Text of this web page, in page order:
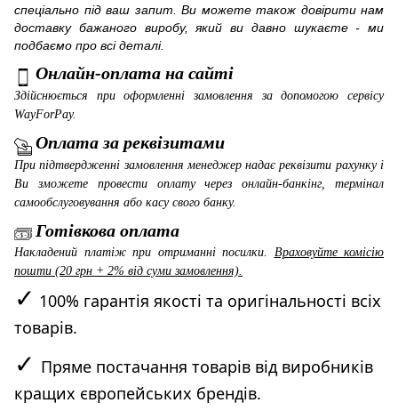
спеціально під ваш запит. Ви можете також довірити нам
доставку бажаного виробу, який ви давно шукаєте - ми
подбаємо про всі деталі.
Онлайн-оплата на сайті
Здійснюється при оформленні замовлення за допомогою сервісу
WayForPay.
Оплата за реквізитами
При підтвердженні замовлення менеджер надає реквізити рахунку і
Ви зможете провести оплату через онлайн-банкінг, термінал
самообслуговування або касу свого банку.
Готівкова оплата
Накладений платіж при отриманні посилки. Враховуйте комісію
пошти (20 грн + 2% від суми замовлення).
✓ 100% гарантія якості та оригінальності всіх
товарів.
✓ Пряме постачання товарів від виробників
кращих європейських брендів.